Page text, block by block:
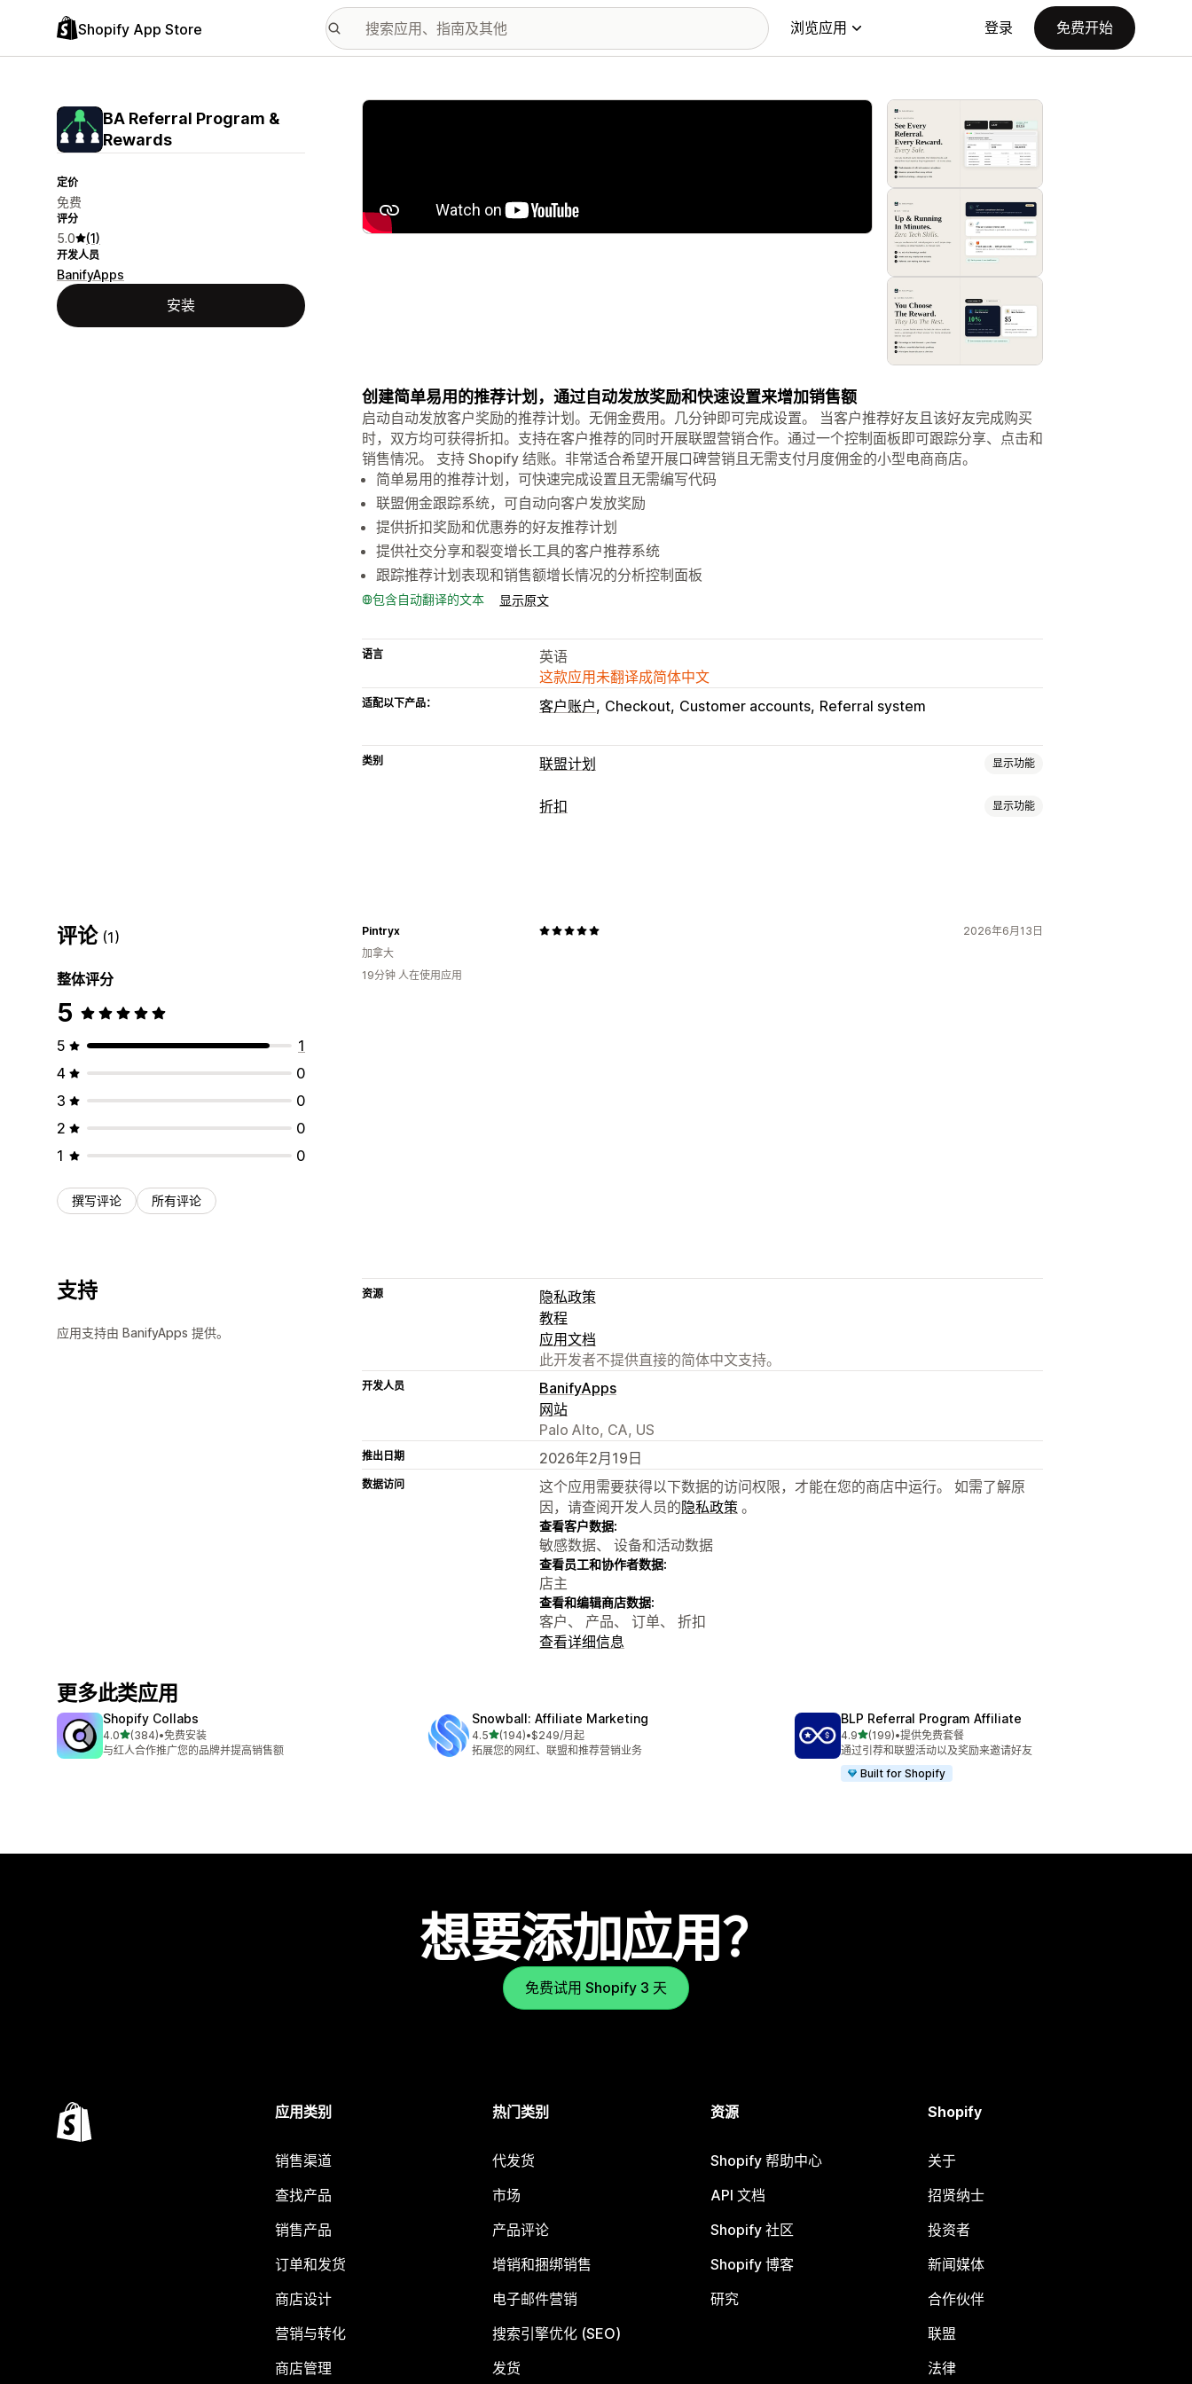
Shopify App Store 浏览应用 登录 免费开始
BA Referral Program &
Rewards
定价
免费
评分
5.0 (1)
开发人员
BanifyApps
安装
配图图库
创建简单易用的推荐计划，通过自动发放奖励和快速设置来增加销售额
启动自动发放客户奖励的推荐计划。无佣金费用。几分钟即可完成设置。 当客户推荐好友且该好友完成购买
时，双方均可获得折扣。支持在客户推荐的同时开展联盟营销合作。通过一个控制面板即可跟踪分享、点击和
销售情况。 支持 Shopify 结账。非常适合希望开展口碑营销且无需支付月度佣金的小型电商商店。
简单易用的推荐计划，可快速完成设置且无需编写代码
联盟佣金跟踪系统，可自动向客户发放奖励
提供折扣奖励和优惠券的好友推荐计划
提供社交分享和裂变增长工具的客户推荐系统
跟踪推荐计划表现和销售额增长情况的分析控制面板
包含自动翻译的文本 显示原文
语言
英语
这款应用未翻译成简体中文
适配以下产品： 客户账户 Checkout Customer accounts Referral system
类别 联盟计划 显示功能
佣金选项
折扣 显示功能
编辑器工具
评论 (1)
整体评分
5
5
1
4
0
3
0
2
0
1
0
撰写评论 所有评论
2026年6月13日
Pintryx
加拿大
19分钟 人在使用应用
支持
应用支持由 BanifyApps 提供。
资源
隐私政策
教程
应用文档
此开发者不提供直接的简体中文支持。
开发人员
BanifyApps
网站
Palo Alto, CA, US
推出日期 2026年2月19日
数据访问
这个应用需要获得以下数据的访问权限，才能在您的商店中运行。 如需了解原
因，请查阅开发人员的隐私政策 。
查看客户数据:
敏感数据、 设备和活动数据
查看员工和协作者数据:
店主
查看和编辑商店数据:
客户、 产品、 订单、 折扣
查看详细信息
更多此类应用
Shopify Collabs
4.0星（满分 5 星）
(384)
总共 384 条评论
•免费安装
与红人合作推广您的品牌并提高销售额
Snowball: Affiliate Marketing
4.5星（满分 5 星）
(194)
总共 194 条评论
•$249/月起
拓展您的网红、联盟和推荐营销业务
BLP Referral Program Affiliate
4.9星（满分 5 星）
(199)
总共 199 条评论
•提供免费套餐
通过引荐和联盟活动以及奖励来邀请好友
Built for Shopify
想要添加应用？
免费试用 Shopify 3 天
应用类别
销售渠道
查找产品
销售产品
订单和发货
商店设计
营销与转化
商店管理
热门类别
代发货
市场
产品评论
增销和捆绑销售
电子邮件营销
搜索引擎优化 (SEO)
发货
资源
Shopify 帮助中心
API 文档
Shopify 社区
Shopify 博客
研究
Shopify
关于
招贤纳士
投资者
新闻媒体
合作伙伴
联盟
法律